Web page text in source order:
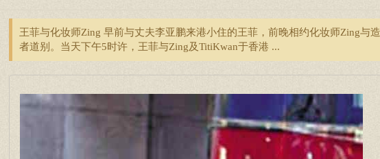
王菲与化妆师Zing 早前与丈夫李亚鹏来港小住的王菲，前晚相约化妆师Zing与
者道别。当天下午5时许，王菲与Zing及TitiKwan于香港 ...